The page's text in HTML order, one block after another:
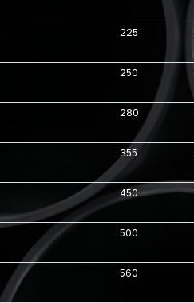
225
250
280
355
450
500
560